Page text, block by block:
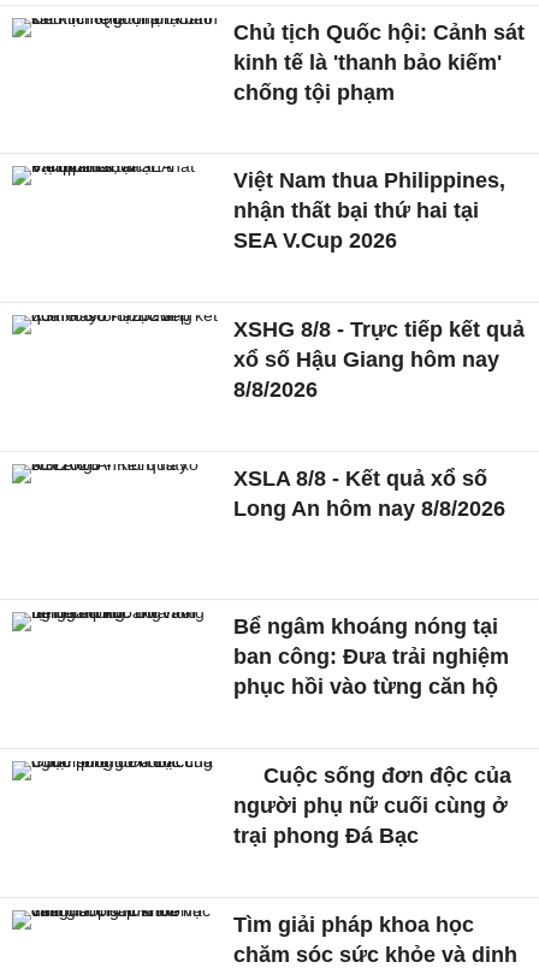
Chủ tịch Quốc hội: Cảnh sát
kinh tế là 'thanh bảo kiếm'
chống tội phạm
Việt Nam thua Philippines,
nhận thất bại thứ hai tại
SEA V.Cup 2026
XSHG 8/8 - Trực tiếp kết quả
xổ số Hậu Giang hôm nay
8/8/2026
XSLA 8/8 - Kết quả xổ số
Long An hôm nay 8/8/2026
Bể ngâm khoáng nóng tại
ban công: Đưa trải nghiệm
phục hồi vào từng căn hộ
Cuộc sống đơn độc của
người phụ nữ cuối cùng ở
trại phong Đá Bạc
Tìm giải pháp khoa học
chăm sóc sức khỏe và dinh